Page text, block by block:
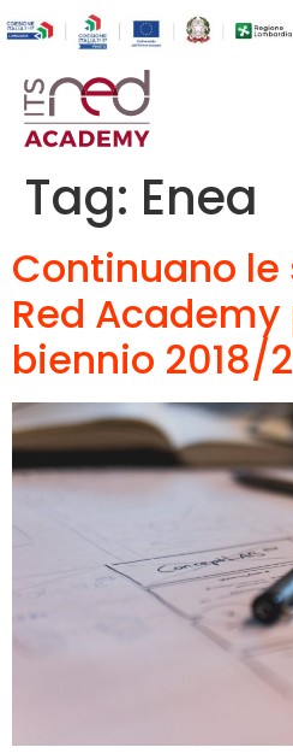
Tag: Enea
Continuano le
Red Academy
biennio 2018/